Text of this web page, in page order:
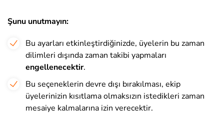
Şunu unutmayın:
Bu ayarları etkinleştirdiğinizde, üyelerin bu zaman
dilimleri dışında zaman takibi yapmaları
engellenecektir.
Bu seçeneklerin devre dışı bırakılması, ekip
üyelerinizin kısıtlama olmaksızın istedikleri zaman
mesaiye kalmalarına izin verecektir.